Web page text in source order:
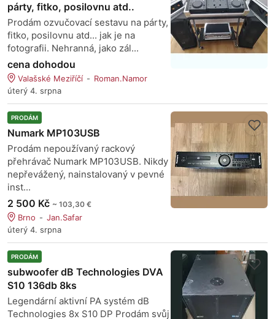
párty, fitko, posilovnu atd..
Prodám ozvučovací sestavu na párty,
fitko, posilovnu atd... jak je na
fotografii. Nehranná, jako zál...
cena dohodou
Valašské Meziříčí
Roman.Namor
úterý 4. srpna
PRODÁM
Numark MP103USB
Prodám nepoužívaný rackový
přehrávač Numark MP103USB. Nikdy
nepřevážený, nainstalovaný v pevné
inst...
2 500 Kč ~ 103,30 €
Brno
Jan.Safar
úterý 4. srpna
PRODÁM
subwoofer dB Technologies DVA
S10 136db 8ks
Legendární aktivní PA systém dB
Technologies 8x S10 DP Prodám svůj